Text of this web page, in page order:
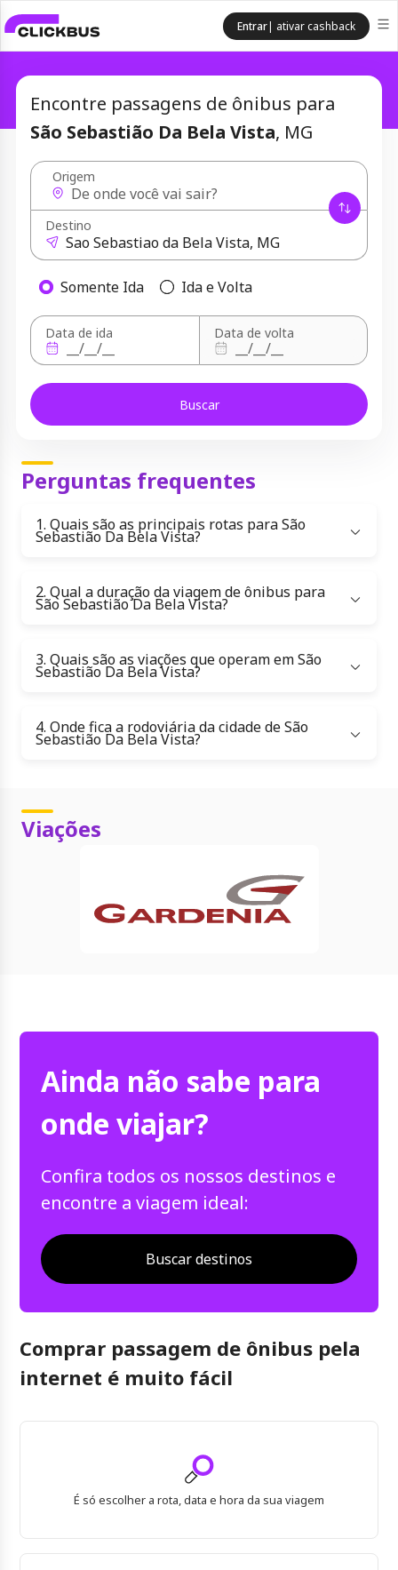
Entrar| ativar cashback
Encontre passagens de ônibus para
São Sebastião Da Bela Vista, MG
Somente Ida Ida e Volta
Origem
Destino
Data de ida Data de volta
Buscar
Perguntas frequentes
1. Quais são as principais rotas para São
Sebastião Da Bela Vista?
2. Qual a duração da viagem de ônibus para
São Sebastião Da Bela Vista?
3. Quais são as viações que operam em São
Sebastião Da Bela Vista?
4. Onde fica a rodoviária da cidade de São
Sebastião Da Bela Vista?
Viações
Ainda não sabe para
onde viajar?
Confira todos os nossos destinos e
encontre a viagem ideal:
Buscar destinos
Comprar passagem de ônibus pela
internet é muito fácil
É só escolher a rota, data e hora da sua viagem